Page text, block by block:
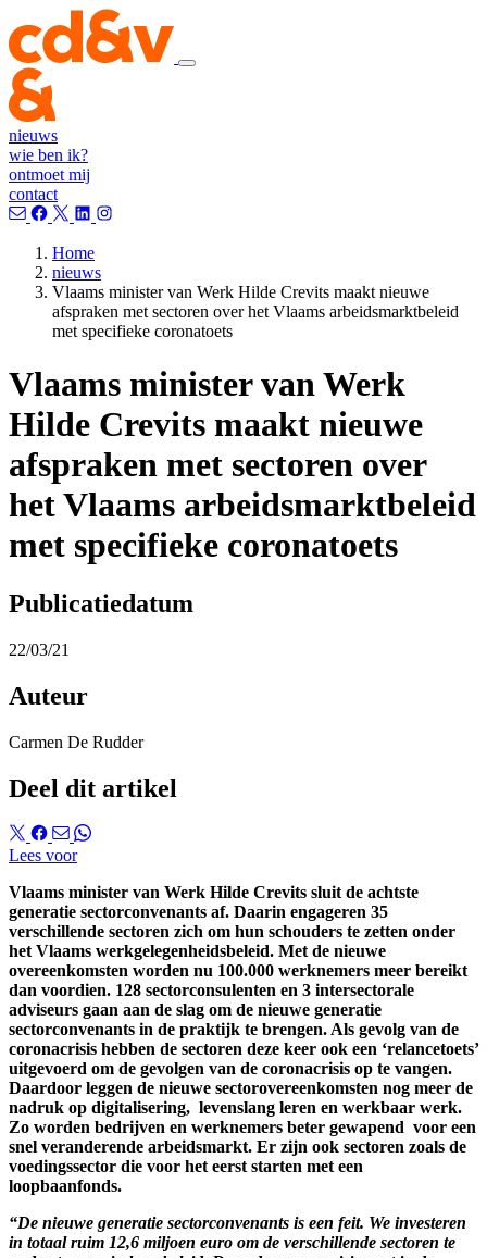
nieuws
wie ben ik?
ontmoet mij
contact
Home
nieuws
Vlaams minister van Werk Hilde Crevits maakt nieuwe
afspraken met sectoren over het Vlaams arbeidsmarktbeleid
met specifieke coronatoets
Vlaams minister van Werk
Hilde Crevits maakt nieuwe
afspraken met sectoren over
het Vlaams arbeidsmarktbeleid
met specifieke coronatoets
Publicatiedatum
22/03/21
Auteur
Carmen De Rudder
Deel dit artikel
Lees voor
Vlaams minister van Werk Hilde Crevits sluit de achtste
generatie sectorconvenants af. Daarin engageren 35
verschillende sectoren zich om hun schouders te zetten onder
het Vlaams werkgelegenheidsbeleid. Met de nieuwe
overeenkomsten worden nu 100.000 werknemers meer bereikt
dan voordien. 128 sectorconsulenten en 3 intersectorale
adviseurs gaan aan de slag om de nieuwe generatie
sectorconvenants in de praktijk te brengen. Als gevolg van de
coronacrisis hebben de sectoren deze keer ook een ‘relancetoets’
uitgevoerd om de gevolgen van de coronacrisis op te vangen.
Daardoor leggen de nieuwe sectorovereenkomsten nog meer de
nadruk op digitalisering, levenslang leren en werkbaar werk.
Zo worden bedrijven en werknemers beter gewapend voor een
snel veranderende arbeidsmarkt. Er zijn ook sectoren zoals de
voedingssector die voor het eerst starten met een
loopbaanfonds.
“De nieuwe generatie sectorconvenants is een feit. We investeren
in totaal ruim 12,6 miljoen euro om de verschillende sectoren te